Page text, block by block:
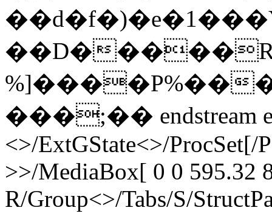
��D�
%]����P%��
���;�� endstream
<>/ExtGState<>/ProcSet[/
>>/MediaBox[ 0 0 595.32
R/Group<>/Tabs/S/